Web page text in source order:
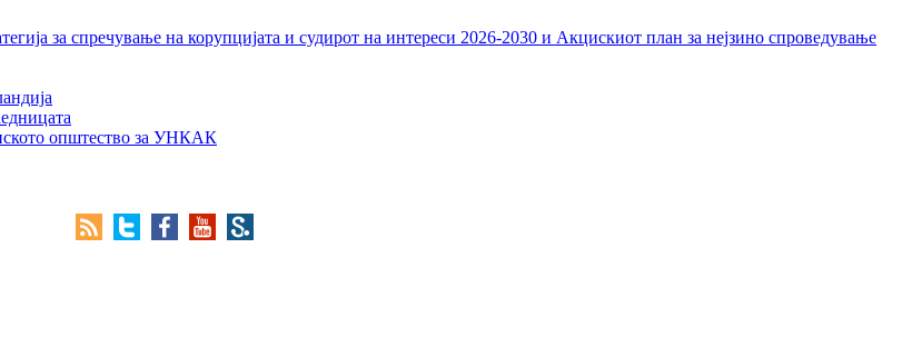
за спречување на корупцијата и судирот на интереси 2026-2030 и Акцискиот план за нејзино спроведување
општество за УНКАК